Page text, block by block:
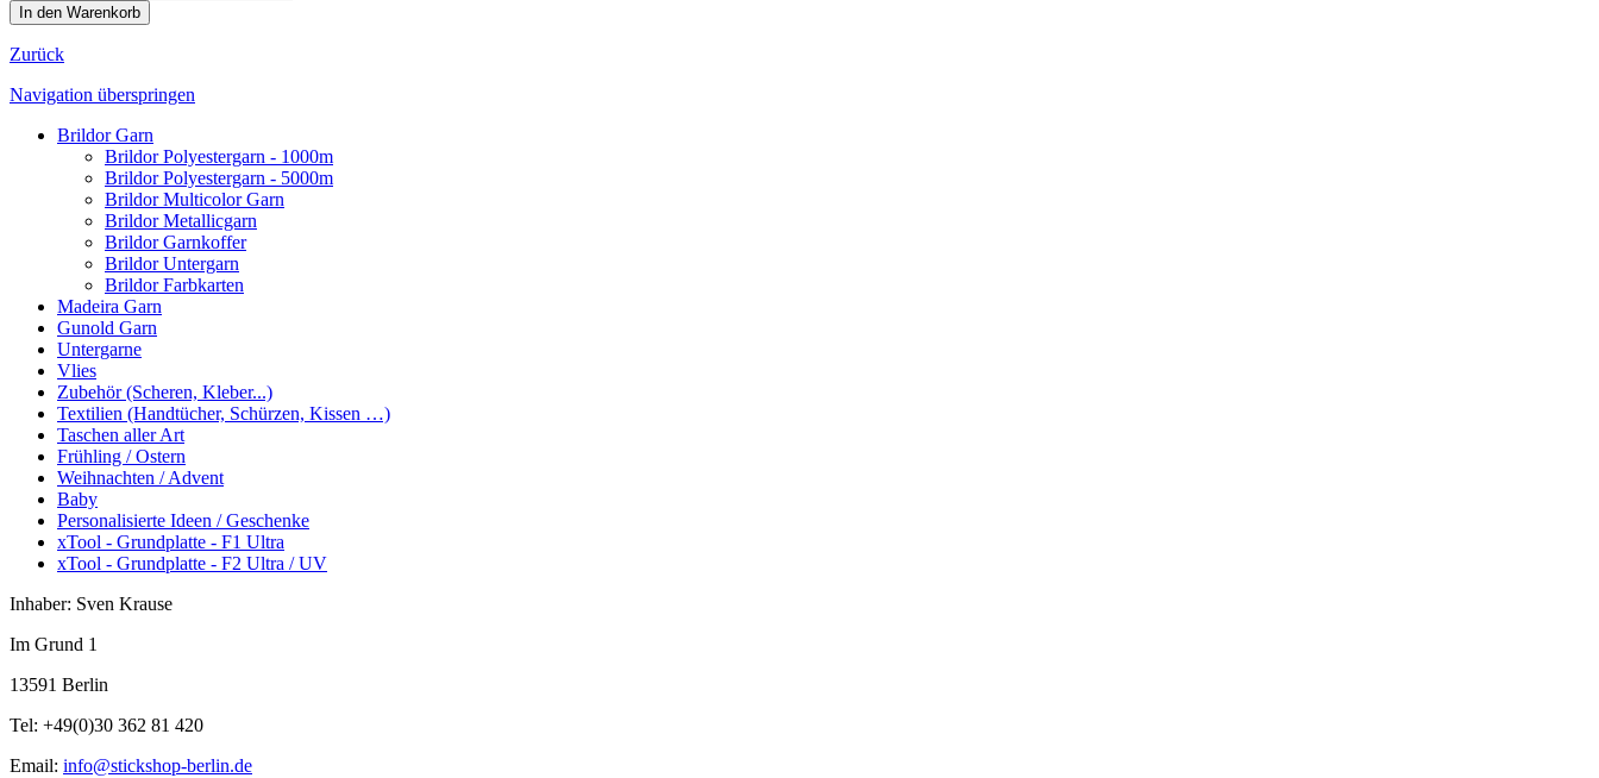
Zurück
Navigation überspringen
Brildor Garn
Brildor Polyestergarn - 1000m
Brildor Polyestergarn - 5000m
Brildor Multicolor Garn
Brildor Metallicgarn
Brildor Garnkoffer
Brildor Untergarn
Brildor Farbkarten
Madeira Garn
Gunold Garn
Untergarne
Vlies
Zubehör (Scheren, Kleber...)
Textilien (Handtücher, Schürzen, Kissen …)
Taschen aller Art
Frühling / Ostern
Weihnachten / Advent
Baby
Personalisierte Ideen / Geschenke
xTool - Grundplatte - F1 Ultra
xTool - Grundplatte - F2 Ultra / UV
Inhaber: Sven Krause
Im Grund 1
13591 Berlin
Tel: +49(0)30 362 81 420
Email: info@stickshop-berlin.de